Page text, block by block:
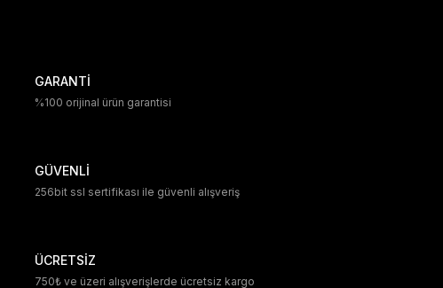
GARANTİ
%100 orijinal ürün garantisi
GÜVENLİ
256bit ssl sertifikası ile güvenli alışveriş
ÜCRETSİZ
750₺ ve üzeri alışverişlerde ücretsiz kargo